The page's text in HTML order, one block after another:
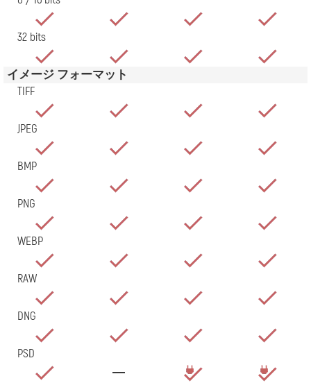
32 bits
イメージ フォーマット
TIFF
JPEG
BMP
PNG
WEBP
RAW
DNG
PSD